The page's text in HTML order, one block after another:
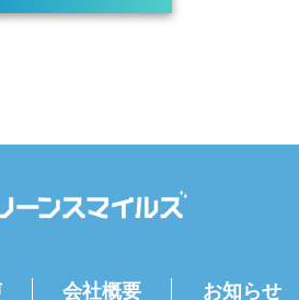
会社概要 お知らせ